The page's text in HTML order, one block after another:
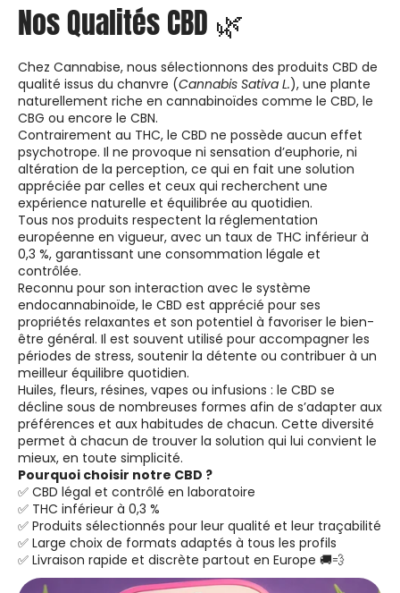
Nos Qualités CBD 🌿
Chez Cannabise, nous sélectionnons des produits CBD de
qualité issus du chanvre (Cannabis Sativa L.), une plante
naturellement riche en cannabinoïdes comme le CBD, le
CBG ou encore le CBN.
Contrairement au THC, le CBD ne possède aucun effet
psychotrope. Il ne provoque ni sensation d’euphorie, ni
altération de la perception, ce qui en fait une solution
appréciée par celles et ceux qui recherchent une
expérience naturelle et équilibrée au quotidien.
Tous nos produits respectent la réglementation
européenne en vigueur, avec un taux de THC inférieur à
0,3 %, garantissant une consommation légale et
contrôlée.
Reconnu pour son interaction avec le système
endocannabinoïde, le CBD est apprécié pour ses
propriétés relaxantes et son potentiel à favoriser le bien-
être général. Il est souvent utilisé pour accompagner les
périodes de stress, soutenir la détente ou contribuer à un
meilleur équilibre quotidien.
Huiles, fleurs, résines, vapes ou infusions : le CBD se
décline sous de nombreuses formes afin de s’adapter aux
préférences et aux habitudes de chacun. Cette diversité
permet à chacun de trouver la solution qui lui convient le
mieux, en toute simplicité.
Pourquoi choisir notre CBD ?
✅ CBD légal et contrôlé en laboratoire
✅ THC inférieur à 0,3 %
✅ Produits sélectionnés pour leur qualité et leur traçabilité
✅ Large choix de formats adaptés à tous les profils
✅ Livraison rapide et discrète partout en Europe 🚚💨